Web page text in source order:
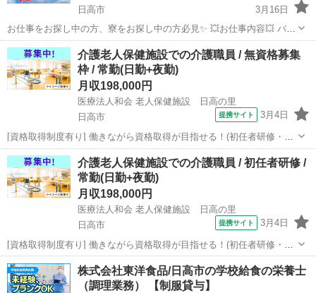
日高市
3月16日
お仕事をお探し中の方、寮をお探し中の方必見✨ 💥お仕事内容💥 バウ
ムクーヘンなど洋菓子を製造しているところでのお仕事です！ [1]計量
された原料を機械投入 [2]棒状に出来上がったバームクーヘンをカット
...
埼玉 日高市 その他 未経験
介護老人保健施設での介護職員 / 無資格募集
枠 / 常勤(日勤+夜勤)
月収198,000円
医療法人和会 老人保健施設 日高の里
日高市
提携サイト 3月4日
[資格取得制度有り] 働きながら資格取得が目指せる！(初任者研修・実
務者研修・介護福祉士)/看護師24時間常駐/働きながら資格取得が目指
せる！(初任者研修・実務者研修・介護福祉士)/住み込み寮完備/託児所
完備でひとり親・シン...
埼玉 日高市 介護福祉士
介護老人保健施設での介護職員 / 初任者研修 /
常勤(日勤+夜勤)
月収198,000円
医療法人和会 老人保健施設 日高の里
日高市
提携サイト 3月4日
[資格取得制度有り] 働きながら資格取得が目指せる！(初任者研修・実
務者研修・介護福祉士)/看護師24時間常駐/働きながら資格取得が目指
せる！(初任者研修・実務者研修・介護福祉士)/住み込み寮完備/託児所
完備でひとり親・シン...
埼玉 日高市 介護福祉士
株式会社東洋食品/日高市の学校給食の栄養士
（調理業務） 【制服貸与】